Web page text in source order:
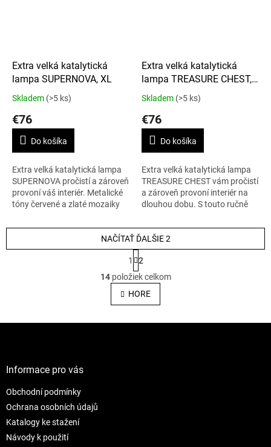
Extra velká katalytická
lampa SUPERNOVA, XL
Skladem (>5 ks)
€76
Do košíka
Extra velká katalytická lampa
SUPERNOVA pročistí a zároveň
provoní váš interiér. Metalické
tóny červené a zlaté mozaiky
skleněnou lampu a přesně...
Extra velká katalytická
lampa TREASURE CHEST,
XL
Skladem (>5 ks)
€76
Do košíka
Extra velká katalytická lampa
TREASURE CHEST vám pročistí
a zároveň provoní interiér na
dlouhou dobu. S touto ručně
lesklých zlatých kousků...
O
v
l
á
NAČÍTAŤ ĎALŠIE 2
S
t
r
á
n
k
v
1
2
14položiek celkom
HORE
Informace pro vás
Obchodní podmínky
Ochrana osobních údajů
Katalogy ke stažení
Návody k použití